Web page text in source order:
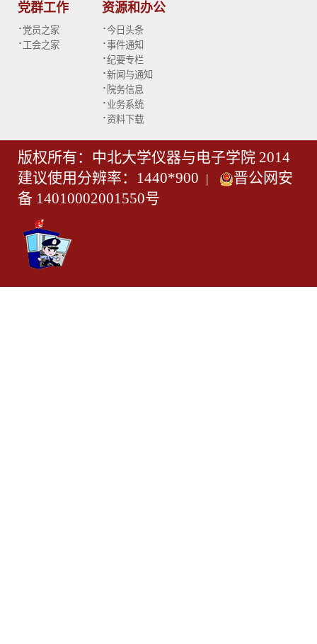
党群工作
· 党员之家
· 工会之家
资源和办公
·今日头条
·事件通知
·纪要专栏
·新闻与通知
· 院务信息
· 业务系统
·资料下载
版权所有：中北大学仪器与电子学院 2014
建议使用分辨率：1440*900 |
晋公网安
备 14010002001550号